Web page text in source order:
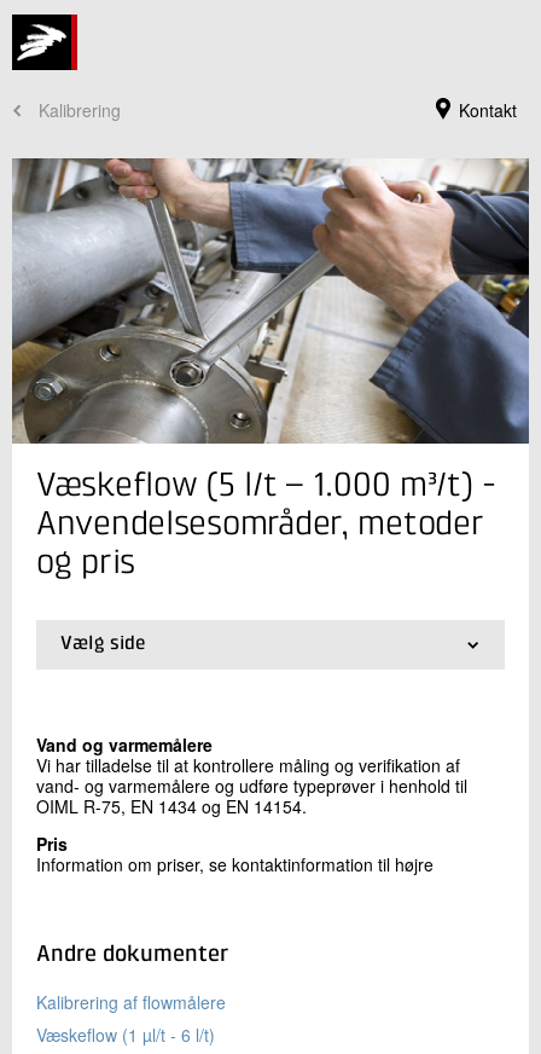
Kontakt
Kalibrering
Jeg er din kontaktperson
Tonni Olsen
Måletekniker
Installation og Kalibrering
+45 72 20 12 23
Send e-mail
Skriv til mig
Væskeflow (5 l/t – 1.000 m³/t) -
Anvendelsesområder, metoder
og pris
Vælg side
01.Forside
Vand og varmemålere
Vi har tilladelse til at kontrollere måling og verifikation af
vand- og varmemålere og udføre typeprøver i henhold til
OIML R-75, EN 1434 og EN 14154.
Pris
Information om priser, se kontaktinformation til højre
Andre dokumenter
Kalibrering af flowmålere
Væskeflow (1 µl/t - 6 l/t)